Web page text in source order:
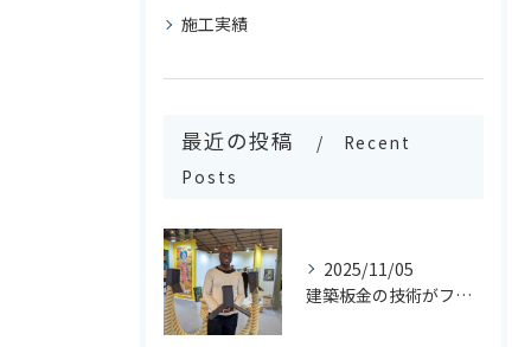
施工実績
最近の投稿
Recent
Posts
2025/11/05
建築板金の技術がフランスへ